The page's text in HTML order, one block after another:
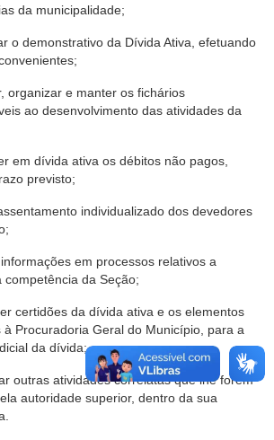
da municipalidade;
o demonstrativo da Dívida Ativa, efetuando
organizar e manter os fichários
ao desenvolvimento das atividades da
em dívida ativa os débitos não pagos,
previsto;
individualizado dos devedores
em processos relativos a
competência da Seção;
certidões da dívida ativa e os elementos
à Procuradoria Geral do Município, para a
da dívida;
outras atividades correlatas que lhe forem
autoridade superior, dentro da sua